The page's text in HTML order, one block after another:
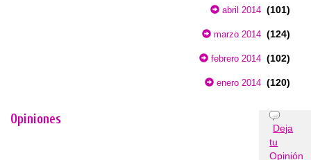
abril 2014 (101)
marzo 2014 (124)
febrero 2014 (102)
enero 2014 (120)
Opiniones
Deja
tu
Opinión